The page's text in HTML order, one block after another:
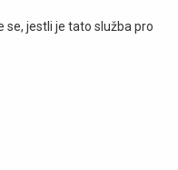
jestli je tato služba pro